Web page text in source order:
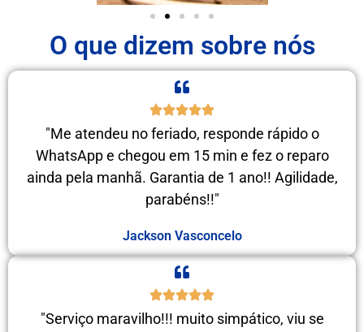
O que dizem sobre nós
"Me atendeu no feriado, responde rápido o
WhatsApp e chegou em 15 min e fez o reparo
ainda pela manhã. Garantia de 1 ano!! Agilidade,
parabéns!!"
Jackson Vasconcelo
"Serviço maravilho!!! muito simpático, viu se